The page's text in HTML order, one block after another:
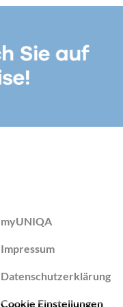
myUNIQA
Impressum
Datenschutzerklärung
Cookie Einstellungen